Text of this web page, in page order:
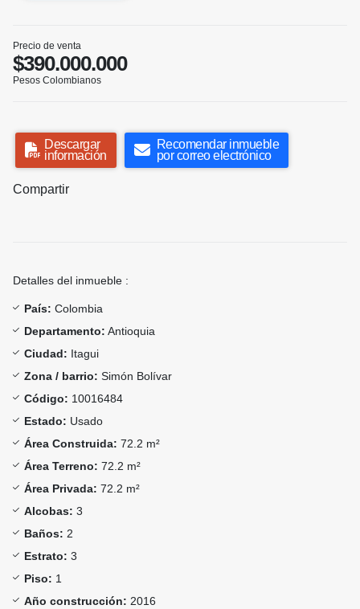
Precio de venta
$390.000.000
Pesos Colombianos
Descargar
información
Recomendar inmueble
por correo electrónico
Compartir
Detalles del inmueble :
País: Colombia
Departamento: Antioquia
Ciudad: Itagui
Zona / barrio: Simón Bolívar
Código: 10016484
Estado: Usado
Área Construida: 72.2 m²
Área Terreno: 72.2 m²
Área Privada: 72.2 m²
Alcobas: 3
Baños: 2
Estrato: 3
Piso: 1
Año construcción: 2016